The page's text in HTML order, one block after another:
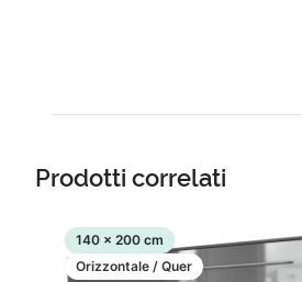
Prodotti correlati
140 x 200 cm
Orizzontale / Quer